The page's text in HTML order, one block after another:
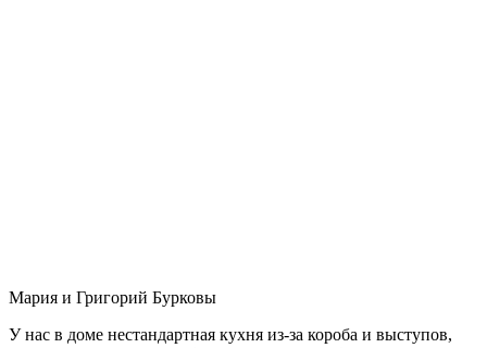
Мария и Григорий Бурковы
У нас в доме нестандартная кухня из-за короба и выступов,